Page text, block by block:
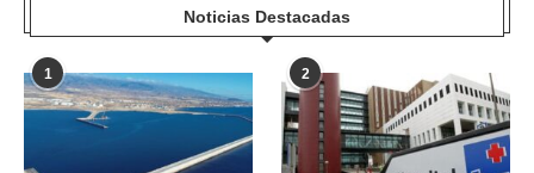
Noticias Destacadas
1 2